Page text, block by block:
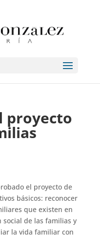
proyecto
el proyecto de
básicos: reconocer
que existen en
social de las familias y
la vida familiar con